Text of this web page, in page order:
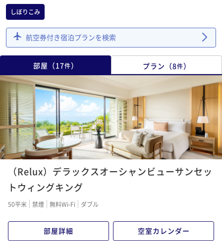
しぼりこみ
航空券付き宿泊プランを検索
部屋 （17件） プラン （8件）
12
（Relux）デラックスオーシャンビューサンセッ
トウィングキング
50平米 禁煙 無料Wi-Fi ダブル
部屋詳細 空室カレンダー